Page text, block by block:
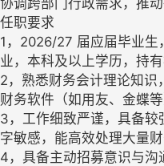
任职要求​
1，2026/27 届应届毕业生
业，本科及以上学历，持
2，熟悉财务会计理论知识
财务软件（如用友、金蝶等
3，工作细致严谨，具备
字敏感，能高效处理大量财
4，具备主动招募意识与